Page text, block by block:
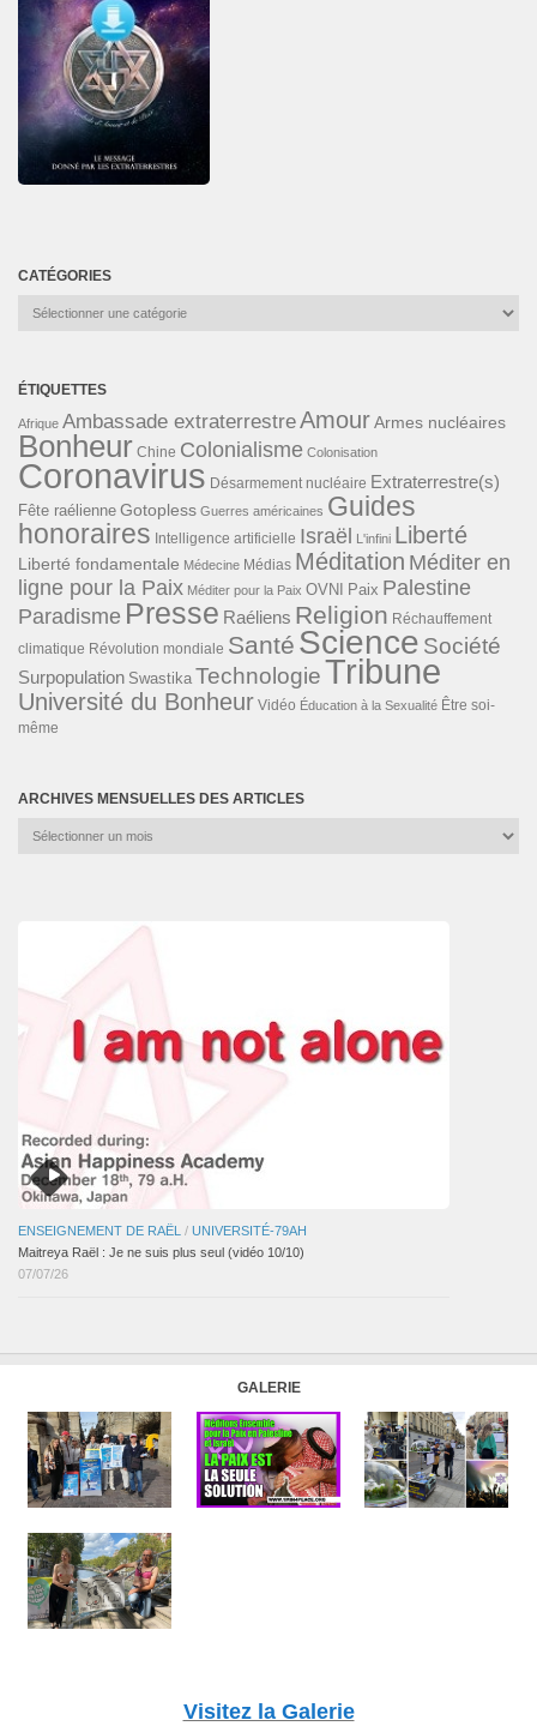
CATÉGORIES
Catégories
ÉTIQUETTES
Afrique Ambassade extraterrestreAmourArmes nucléaires
Bonheur Chine Colonialisme Colonisation
Coronavirus Désarmement nucléaire Extraterrestre(s)
Fête raélienne Gotopless Guerres américaines Guides
honoraires Intelligence artificielle Israël L'infini Liberté
Liberté fondamentale Médecine Médias Méditation Méditer en
ligne pour la Paix Méditer pour la Paix OVNI Paix Palestine
Paradisme Presse Raéliens Religion Réchauffement
climatique Révolution mondiale Santé Science Société
Surpopulation Swastika TechnologieTribune
Université du Bonheur Vidéo Éducation à la Sexualité Être soi-
même
ARCHIVES MENSUELLES DES ARTICLES
Archives
ENSEIGNEMENT DE RAËL / UNIVERSITÉ-79AH
Maitreya Raël : Je ne suis plus seul (vidéo 10/10)
07/07/26
GALERIE
Visitez la Galerie